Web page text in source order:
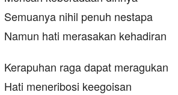
Semuanya nihil penuh nestapa
Namun hati merasakan kehadiran
Kerapuhan raga dapat meragukan
Hati meneribosi keegoisan